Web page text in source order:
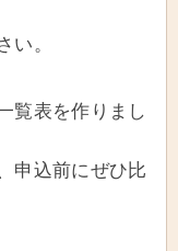
い。
覧表を作りまし
申込前にぜひ比